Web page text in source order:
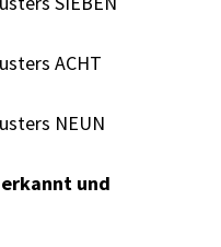
ACHT
NEUN
und